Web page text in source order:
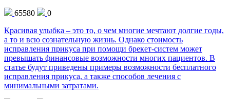
65580
0
Красивая улыбка – это то, о чем многие мечтают долгие годы,
а то и всю сознательную жизнь. Однако стоимость
исправления прикуса при помощи брекет-систем может
превышать финансовые возможности многих пациентов. В
статье будут приведены примеры возможности бесплатного
исправления прикуса, а также способов лечения с
минимальными затратами.